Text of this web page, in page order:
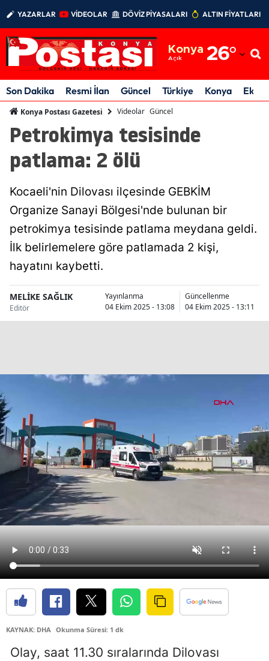
YAZARLAR VİDEOLAR DÖVİZ PİYASALARI ALTIN FİYATLARI
Konya
Açık 26°
Adıyaman
Afyonkarahisar
Amasya
Antalya
Artvin
Aydın
Balıkesir
Bingöl
Çankırı
Çorum
Diyarbakır
Edirne
Elazığ
Erzincan
Eskişehir
Son Dakika Resmi İlan Güncel Türkiye Konya
Konya Postası Gazetesi Videolar Güncel
Petrokimya tesisinde
patlama: 2 ölü
Kocaeli'nin Dilovası ilçesinde GEBKİM
Organize Sanayi Bölgesi'nde bulunan bir
petrokimya tesisinde patlama meydana geldi.
İlk belirlemelere göre patlamada 2 kişi,
hayatını kaybetti.
MELİKE SAĞLIK
Editör
Yayınlanma
04 Ekim 2025 - 13:08
Güncellenme
04 Ekim 2025 - 13:11
KAYNAK: DHA Okunma Süresi: 1 dk
Olay, saat 11.30 sıralarında Dilovası